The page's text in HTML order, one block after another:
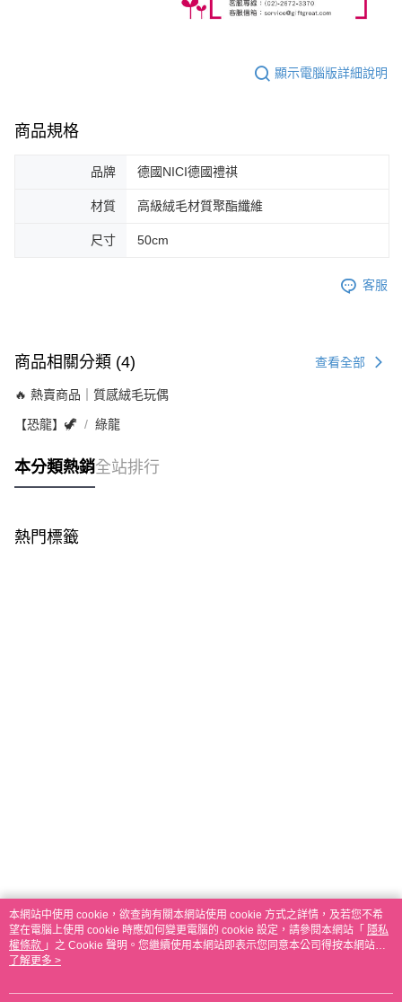
顯示電腦版詳細說明
商品規格
品牌 德國NICI德國禮祺
材質 高級絨毛材質聚酯纖維
尺寸 50cm
客服
商品相關分類 (4) 查看全部
🔥 熱賣商品｜質感絨毛玩偶
【恐龍】🦖 綠龍
本分類熱銷全站排行
熱門標籤
本網站中使用 cookie，欲查詢有關本網站使用 cookie 方式之詳情，及若您不希
望在電腦上使用 cookie 時應如何變更電腦的 cookie 設定，請參閱本網站「 隱私
權條款 」之 Cookie 聲明。您繼續使用本網站即表示您同意本公司得按本網站使
用條款之 Cookie 聲明使用 cookie。
了解更多 >